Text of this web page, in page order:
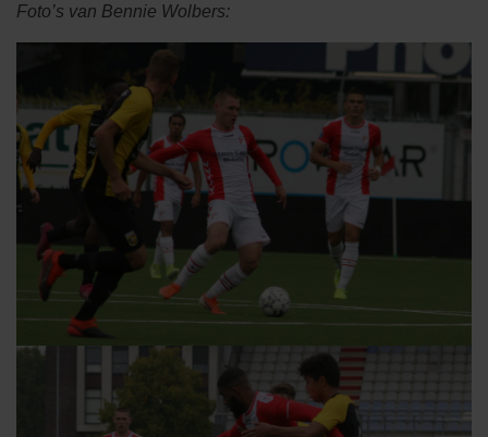
Foto’s van Bennie Wolbers: